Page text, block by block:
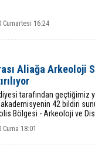
Cumartesi 16:24
Aliağa Arkeoloji
tarafından geçtiğimiz
akademisyenin 42 bildiri
Bölgesi - Arkeoloji ve
18:01